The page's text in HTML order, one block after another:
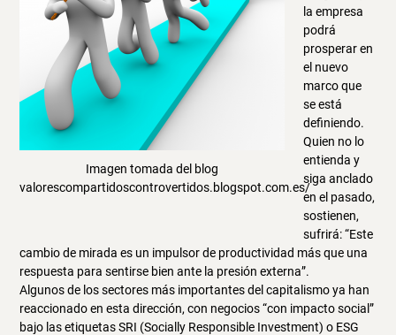
Imagen tomada del blog
valorescompartidoscontrovertidos.blogspot.com.es/
la empresa
podrá
prosperar en
el nuevo
marco que
se está
definiendo.
Quien no lo
entienda y
siga anclado
en el pasado,
sostienen,
sufrirá: “Este
cambio de mirada es un impulsor de productividad más que una
respuesta para sentirse bien ante la presión externa”.
Algunos de los sectores más importantes del capitalismo ya han
reaccionado en esta dirección, con negocios “con impacto social”
bajo las etiquetas SRI (Socially Responsible Investment) o ESG